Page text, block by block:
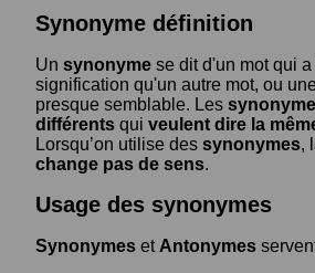
Synonyme définition
Un synonyme se dit d'un mot qui
signification qu'un autre mot, ou
presque semblable. Les
différents qui veulent dire la
Lorsqu’on utilise des synonymes,
change pas de sens.
Usage des synonymes
Synonymes et Antonymes